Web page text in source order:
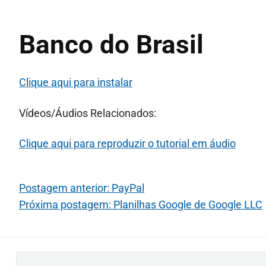
Banco do Brasil
Clique aqui para instalar
Vídeos/Áudios Relacionados:
Clique aqui para reproduzir o tutorial em áudio
Postagem anterior: PayPal
Próxima postagem: Planilhas Google de Google LLC